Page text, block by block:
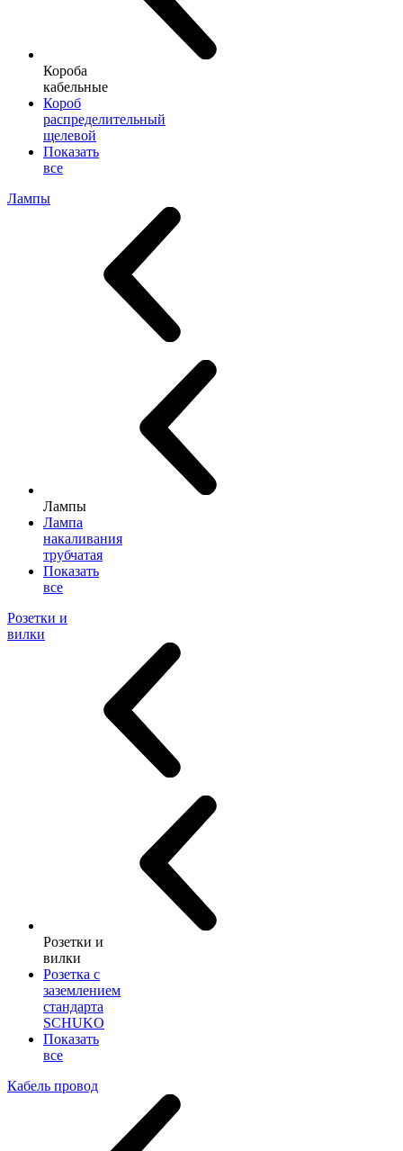
Короба
кабельные
Короб
распределительный
щелевой
Показать
все
Лампы
Лампы
Лампа
накаливания
трубчатая
Показать
все
Розетки и
вилки
Розетки и
вилки
Розетка с
заземлением
стандарта
SCHUKO
Показать
все
Кабель провод